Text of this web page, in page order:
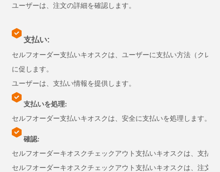
ユーザーは、注文の詳細を確認します。
支払い:
セルフオーダー支払いキオスクは、ユーザーに支払い方法（クレ
に促します。
ユーザーは、支払い情報を提供します。
支払いを処理:
セルフオーダー支払いキオスクは、安全に支払いを処理します。
確認:
セルフオーダーキオスクチェックアウト支払いキオスクは、支払
セルフオーダーキオスクチェックアウト支払いキオスクは、注文